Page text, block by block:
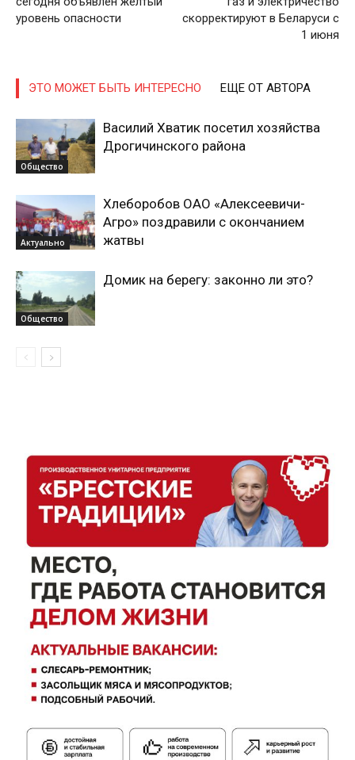
"Драгічынскі Веснік"
Редакция "ДВ"
Контакты
уровень опасности
скорректируют в Беларуси с
1 июня
ЭТО МОЖЕТ БЫТЬ ИНТЕРЕСНО ЕЩЕ ОТ АВТОРА
Общество
Василий Хватик посетил хозяйства
Дрогичинского района
Актуально
Хлеборобов ОАО «Алексеевичи-
Агро» поздравили с окончанием
жатвы
Общество
Домик на берегу: законно ли это?